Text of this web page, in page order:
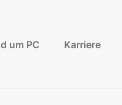
um PC Karriere